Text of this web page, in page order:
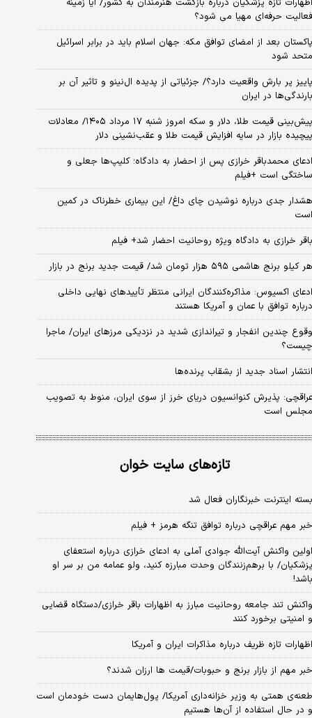
فعالیت حرفه‌ای مهیا می شود؟
پاکستان بعد از امضای توافق مکه: جهان اسلام باید در برابر اسرائیل
متحد شود
پاییز پر بارش واقعیت دارد؟/ جزئیاتی از پدیده ال‌نینو و تاثیر آن بر
بارندگی‌ها در ایران
پیش‌بینی قیمت طلا، دلار و سکه امروز شنبه ۱۷ مرداد ۱۴۰۵/ معادلات
پیچیده بازار در سایه افزایش قیمت طلا و عقب‌نشینی دلار
ادعای محمدباقر خرازی پس از احضار به دادگاه؛ کلیپ‌ها جعلی و
ساختگی است +فیلم
هشدار جدی درباره نوشیدن چای داغ/ این بیماری خطرناک در کمین
است
باقر خرازی به دادگاه ویژه روحانیت احضار شد+ فیلم
هر کیلو برنج هاشمی ۵۹۵ هزار تومان شد/ قیمت جدید برنج در بازار
ادعای اکسیوس: مذاکره‌کنندگان ایرانی منتظر تأییدهای نهایی داخلی
درباره توافق با عمان و آمریکا هستند
وقوع چندین انفجار و تیراندازی شدید در نزدیکی مرز‌های ایران/ ماجرا
چیست؟
انتشار اسناد جدید از بشقاب پرنده‌ها
عراقچی: پذیرش کنوانسیون دریای خرز از سوی ایران، منوط به تصویب
مجلس است
تازه‌های سایت خوان
بسته اینترنت خبرنگاران فعال شد
خبر مهم عراقچی درباره توافق تنگه هرمز + فیلم
اولین واکنش آیت‌الله جوادی آملی به ادعای خرازی درباره استعفای
پزشکیان/ با برهم‌زنندگان وحدت مبارزه کنید، ولو عمامه من بر سر او
باشد!
واکنش تند جامعه روحانیت مبارز به اظهارات باقر خرازی/دستگاه قضایی
و امنیتی برخورد کنند
اظهارات تازه ظریف درباره مذاکرات ایران و آمریکا
خبر مهم از بازار برنج و حبوبات/قیمت ها ارزان شدند؟
طعنه‌ی‌ همتی به وزیر خزانه‌داری آمریکا/ پول‌هایمان دست خودمان است
و در حال استفاده از آن‌ها هستیم